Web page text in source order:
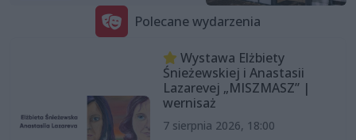
Polecane wydarzenia
Wystawa Elżbiety
Śnieżewskiej i Anastasii
Lazarevej „MISZMASZ” |
wernisaż
7 sierpnia 2026, 18:00